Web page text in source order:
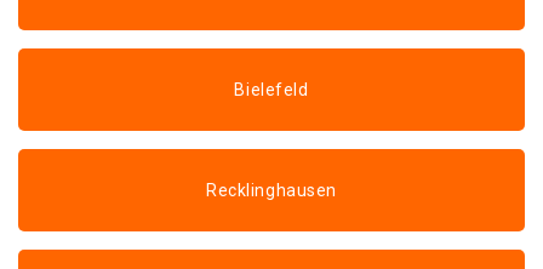
Bielefeld
Recklinghausen